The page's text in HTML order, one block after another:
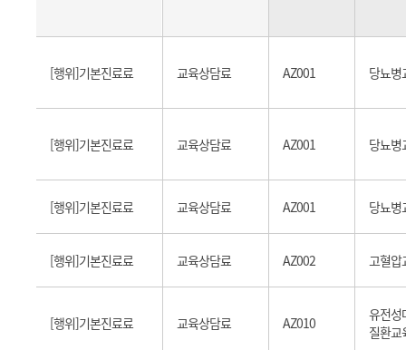
[행위]기본진료료 교육상담료 AZ001 당뇨병
[행위]기본진료료 교육상담료 AZ001 당뇨병
[행위]기본진료료 교육상담료 AZ001 당뇨병
[행위]기본진료료 교육상담료 AZ002 고혈압
[행위]기본진료료 교육상담료 AZ010
유전성
질환교